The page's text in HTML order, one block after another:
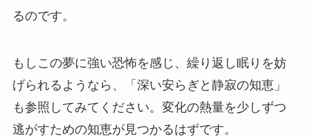
るのです。
もしこの夢に強い恐怖を感じ、繰り返し眠りを妨
げられるようなら、「深い安らぎと静寂の知恵」
も参照してみてください。変化の熱量を少しずつ
逃がすための知恵が見つかるはずです。